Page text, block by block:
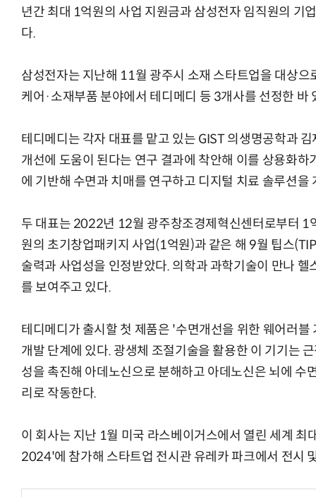
년간 최대 1억원의 사업 지원금과 삼성전자 임직원의 기
다.
삼성전자는 지난해 11월 광주시 소재 스타트업을 대상
케어·소재부품 분야에서 테디메디 등 3개사를 선정한 바
테디메디는 각자 대표를 맡고 있는 GIST 의생명공학과
개선에 도움이 된다는 연구 결과에 착안해 이를 상용화
에 기반해 수면과 치매를 연구하고 디지털 치료 솔루션을
두 대표는 2022년 12월 광주창조경제혁신센터로부터 1
원의 초기창업패키지 사업(1억원)과 같은 해 9월 팁스
술력과 사업성을 인정받았다. 의학과 과학기술이 만나
를 보여주고 있다.
테디메디가 출시할 첫 제품은 '수면개선을 위한 웨어러
개발 단계에 있다. 광생체 조절기술을 활용한 이 기기는
성을 촉진해 아데노신으로 분해하고 아데노신은 뇌에 수
리로 작동한다.
이 회사는 지난 1월 미국 라스베이거스에서 열린 세계 최
2024'에 참가해 스타트업 전시관 유레카 파크에서 전시